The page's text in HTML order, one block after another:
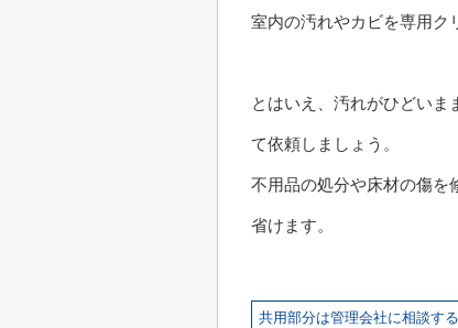
室内の汚れやカビを専用ク
とはいえ、汚れがひどい
て依頼しましょう。
不用品の処分や床材の傷を
省けます。
共用部分は管理会社に相談する